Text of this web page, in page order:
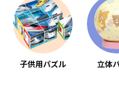
子供用パズル 立体